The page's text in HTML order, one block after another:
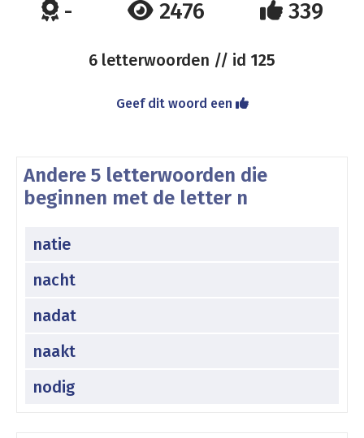
- 2476 339
6 letterwoorden // id 125
Geef dit woord een
Andere 5 letterwoorden die
beginnen met de letter n
natie
nacht
nadat
naakt
nodig